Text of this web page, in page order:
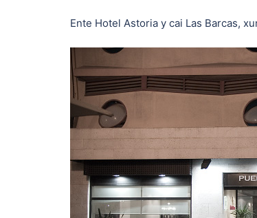
Ente Hotel Astoria y cai Las Barcas,